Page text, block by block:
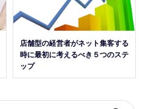
店舗型の経営者がネット集客する
時に最初に考えるべき５つのステ
ップ